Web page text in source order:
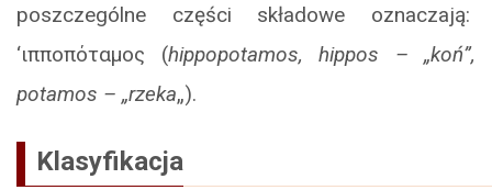
poszczególne części składowe oznaczają:
‘ιπποπόταμος (hippopotamos, hippos – „koń”,
potamos – „rzeka„).
Klasyfikacja